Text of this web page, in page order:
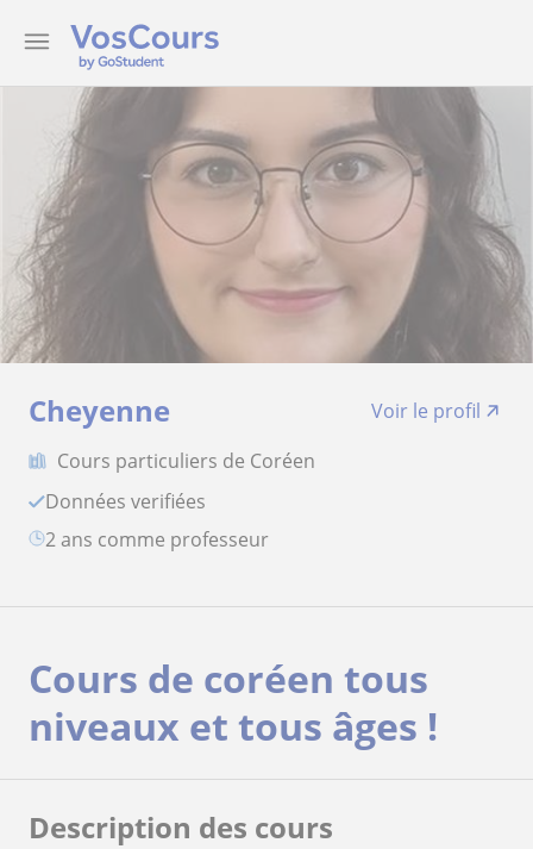
Cheyenne
Voir le profil
Cours particuliers de Coréen
Données verifiées
2 ans comme professeur
Cours de coréen tous
niveaux et tous âges !
Description des cours